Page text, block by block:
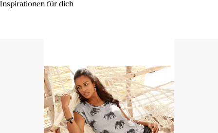
Inspirationen für dich